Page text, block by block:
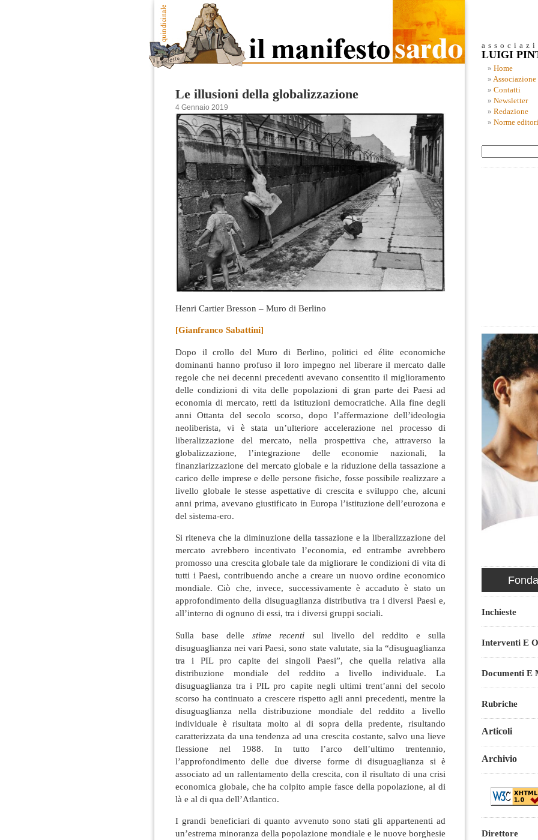
Le illusioni della globalizzazione
4 Gennaio 2019
Henri Cartier Bresson – Muro di Berlino
[Gianfranco Sabattini]
Dopo il crollo del Muro di Berlino, politici ed élite economiche
dominanti hanno profuso il loro impegno nel liberare il mercato dalle
regole che nei decenni precedenti avevano consentito il miglioramento
delle condizioni di vita delle popolazioni di gran parte dei Paesi ad
economia di mercato, retti da istituzioni democratiche. Alla fine degli
anni Ottanta del secolo scorso, dopo l’affermazione dell’ideologia
neoliberista, vi è stata un’ulteriore accelerazione nel processo di
liberalizzazione del mercato, nella prospettiva che, attraverso la
globalizzazione, l’integrazione delle economie nazionali, la
finanziarizzazione del mercato globale e la riduzione della tassazione a
carico delle imprese e delle persone fisiche, fosse possibile realizzare a
livello globale le stesse aspettative di crescita e sviluppo che, alcuni
anni prima, avevano giustificato in Europa l’istituzione dell’eurozona e
del sistema-ero.
Si riteneva che la diminuzione della tassazione e la liberalizzazione del
mercato avrebbero incentivato l’economia, ed entrambe avrebbero
promosso una crescita globale tale da migliorare le condizioni di vita di
tutti i Paesi, contribuendo anche a creare un nuovo ordine economico
mondiale. Ciò che, invece, successivamente è accaduto è stato un
approfondimento della disuguaglianza distributiva tra i diversi Paesi e,
all’interno di ognuno di essi, tra i diversi gruppi sociali.
Sulla base dellestime recenti sul livello del reddito e sulla
disuguaglianza nei vari Paesi, sono state valutate, sia la “disuguaglianza
tra i PIL pro capite dei singoli Paesi”, che quella relativa alla
distribuzione mondiale del reddito a livello individuale. La
disuguaglianza tra i PIL pro capite negli ultimi trent’anni del secolo
scorso ha continuato a crescere rispetto agli anni precedenti, mentre la
disuguaglianza nella distribuzione mondiale del reddito a livello
individuale è risultata molto al di sopra della predente, risultando
caratterizzata da una tendenza ad una crescita costante, salvo una lieve
flessione nel 1988. In tutto l’arco dell’ultimo trentennio,
l’approfondimento delle due diverse forme di disuguaglianza si è
associato ad un rallentamento della crescita, con il risultato di una crisi
economica globale, che ha colpito ampie fasce della popolazione, al di
là e al di qua dell’Atlantico.
I grandi beneficiari di quanto avvenuto sono stati gli appartenenti ad
un’estrema minoranza della popolazione mondiale e le nuove borghesie
LUIGI
Home
Associazione
Contatti
Newsletter
Redazione
Norme
Inchieste
Interventi E
Documenti E
Rubriche
Articoli
Archivio
Direttore